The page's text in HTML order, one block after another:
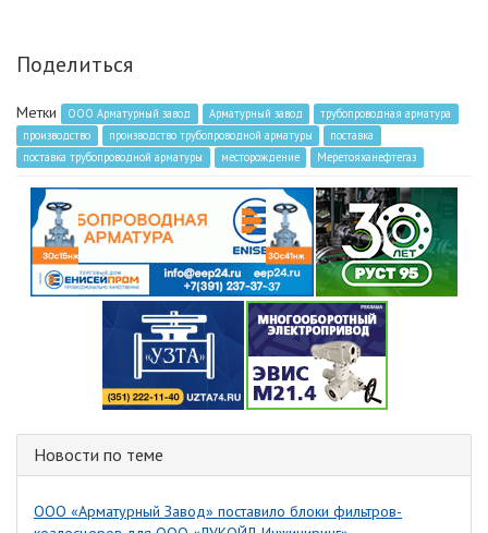
Поделиться
Метки ООО Арматурный завод Арматурный завод
трубопроводная арматура
производство
производство трубопроводной арматуры
поставка
поставка трубопроводной арматуры
месторождение Меретояханефтегаз
Новости по теме
ООО «Арматурный Завод» поставило блоки фильтров-